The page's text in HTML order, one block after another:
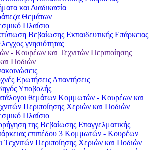
και Διαδικασία
Θεμάτων
Πλαίσιο
Βεβαίωσης Εκπαιδευτικής Επάρκειας
γνησιότητας
- Κουρέων και Τεχνιτών Περιποίησης
Ποδιών
Ερωτήσεις Απαντήσεις
Υποβολής
θεμάτων Κομμωτών - Κουρέων και
Περιποίησης Χεριών και Ποδιών
Πλαίσιο
της Βεβαίωσης Επαγγελματικής
επιπέδου 3 Κομμωτών - Κουρέων
Τεχνιτών Περιποίησης Χεριών και Ποδιών